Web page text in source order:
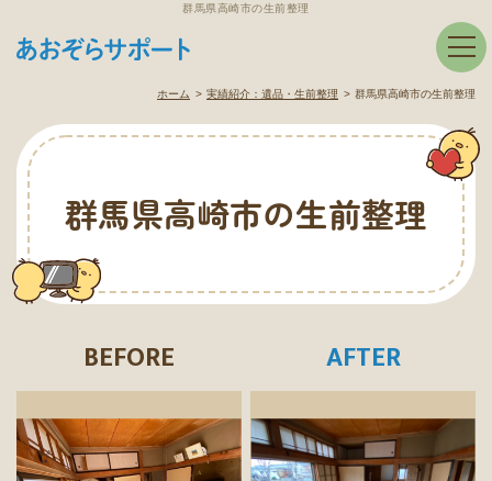
群馬県高崎市の生前整理
ホーム 実績紹介： 遺品・生前整理 群馬県高崎市の生前整理
群馬県高崎市の生前整理
BEFORE AFTER